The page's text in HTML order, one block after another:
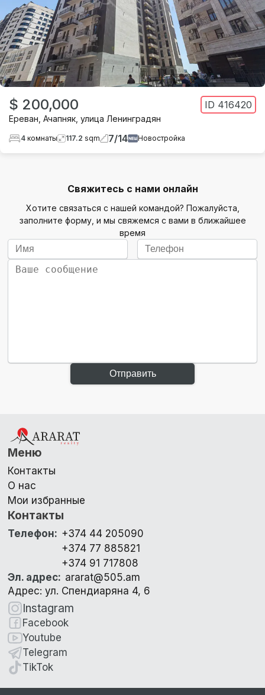
$ 200,000 ID 416420
Ереван Ачапняк улица Ленинградян
4 комнаты 117.2 sqm 7/14 Новостройка
Свяжитесь с нами онлайн
Хотите связаться с нашей командой? Пожалуйста,
заполните форму, и мы свяжемся с вами в ближайшее
время
Отправить
Меню
Контакты
О нас
Мои избранные
Контакты
Телефон: +374 44 205090
+374 77 885821
+374 91 717808
Эл. адрес: ararat@505.am
Адрес: ул. Спендиаряна 4, 6
Instagram
Facebook
Youtube
Telegram
TikTok